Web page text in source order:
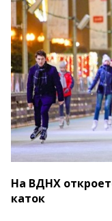
На ВДНХ
каток